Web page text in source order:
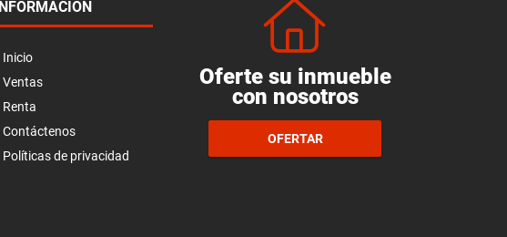
INFORMACIÓN
Inicio
Ventas
Renta
Contáctenos
Políticas de privacidad
Oferte su inmueble
con nosotros
OFERTAR